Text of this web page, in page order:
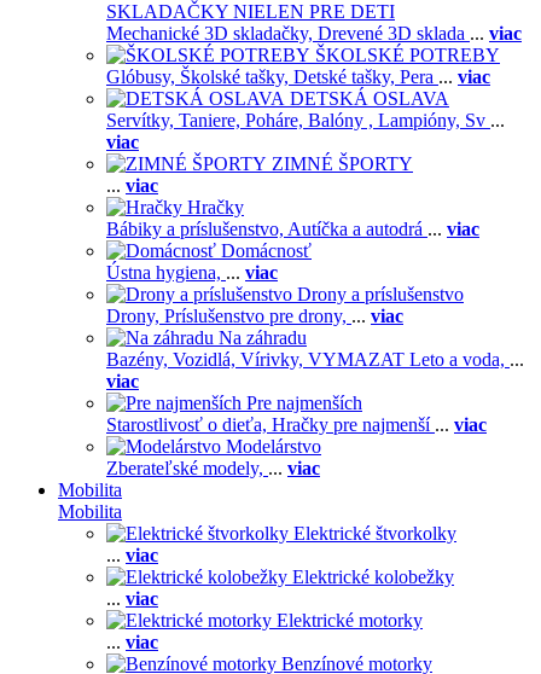
SKLADAČKY NIELEN PRE DETI
Mechanické 3D skladačky, Drevené 3D sklada ... viac
ŠKOLSKÉ POTREBY
Glóbusy, Školské tašky, Detské tašky, Pera ... viac
DETSKÁ OSLAVA
Servítky, Taniere, Poháre, Balóny , Lampióny, Sv ...
viac
ZIMNÉ ŠPORTY
... viac
Hračky
Bábiky a príslušenstvo, Autíčka a autodrá ... viac
Domácnosť
Ústna hygiena, ... viac
Drony a príslušenstvo
Drony, Príslušenstvo pre drony, ... viac
Na záhradu
Bazény, Vozidlá, Vírivky, VYMAZAT Leto a voda, ...
viac
Pre najmenších
Starostlivosť o dieťa, Hračky pre najmenší ... viac
Modelárstvo
Zberateľské modely, ... viac
Mobilita
Mobilita
Elektrické štvorkolky
... viac
Elektrické kolobežky
... viac
Elektrické motorky
... viac
Benzínové motorky